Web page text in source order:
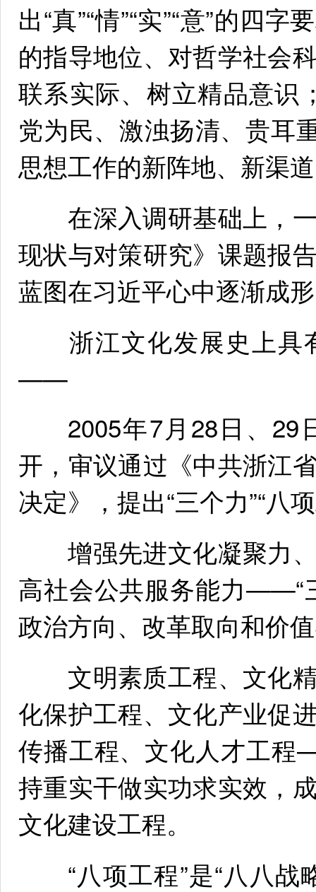
出“真”“情”“实”“意”的四
的指导地位、对哲学社会
联系实际、树立精品意识
党为民、激浊扬清、贵耳
思想工作的新阵地、新渠
在深入调研基础上，一
现状与对策研究》课题报
蓝图在习近平心中逐渐成
浙江文化发展史上具
——
2005年7月28日、29
开，审议通过《中共浙江
决定》，提出“三个力”“八
增强先进文化凝聚力、
高社会公共服务能力——“
政治方向、改革取向和价
文明素质工程、文化精
化保护工程、文化产业促
传播工程、文化人才工程
持重实干做实功求实效，
文化建设工程。
“八项工程”是“八八战